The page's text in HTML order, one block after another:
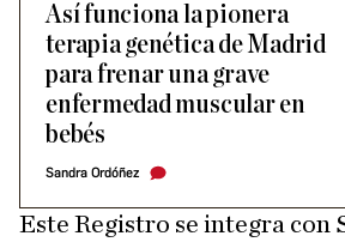
Así funciona la pionera
terapia genética de Madrid
para frenar una grave
enfermedad muscular en
bebés
Sandra Ordóñez
Este Registro se integra con